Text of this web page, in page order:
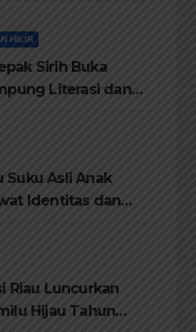
HILIR
Sirih Buka
Literasi dan
Suku Asli Anak
Identitas dan
Riau Luncurkan
Hijau Tahun